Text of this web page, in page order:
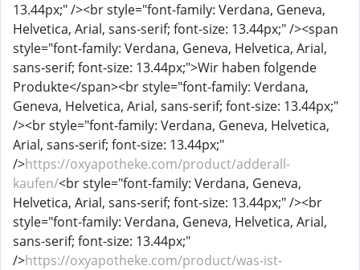
13.44px;" /><br style="font-family: Verdana, Geneva,
Helvetica, Arial, sans-serif; font-size: 13.44px;" /><span
style="font-family: Verdana, Geneva, Helvetica, Arial,
sans-serif; font-size: 13.44px;">Wir haben folgende
Produkte</span><br style="font-family: Verdana,
Geneva, Helvetica, Arial, sans-serif; font-size: 13.44px;"
/><br style="font-family: Verdana, Geneva, Helvetica,
Arial, sans-serif; font-size: 13.44px;"
/>https://oxyapotheke.com/product/adderall-
kaufen/<br style="font-family: Verdana, Geneva,
Helvetica, Arial, sans-serif; font-size: 13.44px;" /><br
style="font-family: Verdana, Geneva, Helvetica, Arial,
sans-serif; font-size: 13.44px;"
/>https://oxyapotheke.com/product/was-ist-